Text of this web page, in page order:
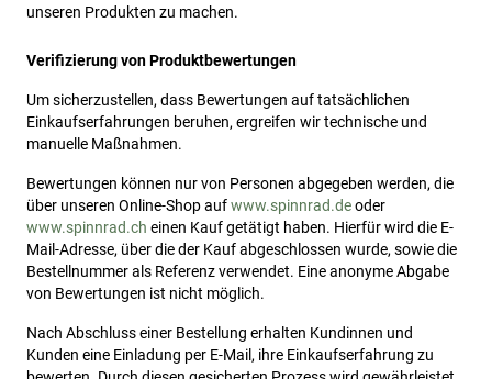
unseren Produkten zu machen.
Verifizierung von Produktbewertungen
Um sicherzustellen, dass Bewertungen auf tatsächlichen
Einkaufserfahrungen beruhen, ergreifen wir technische und
manuelle Maßnahmen.
Bewertungen können nur von Personen abgegeben werden, die
über unseren Online-Shop aufwww.spinnrad.deoder
www.spinnrad.ch einen Kauf getätigt haben. Hierfür wird die E-
Mail-Adresse, über die der Kauf abgeschlossen wurde, sowie die
Bestellnummer als Referenz verwendet. Eine anonyme Abgabe
von Bewertungen ist nicht möglich.
Nach Abschluss einer Bestellung erhalten Kundinnen und
Kunden eine Einladung per E-Mail, ihre Einkaufserfahrung zu